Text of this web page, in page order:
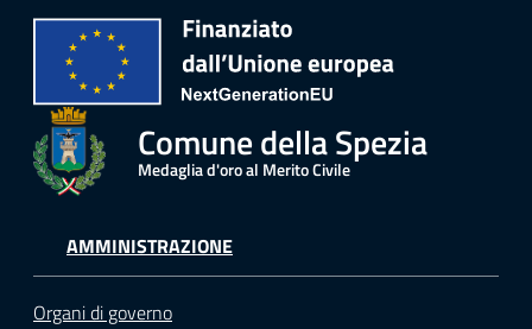
Comune della Spezia
Medaglia d'oro al Merito Civile
AMMINISTRAZIONE
Organi di governo